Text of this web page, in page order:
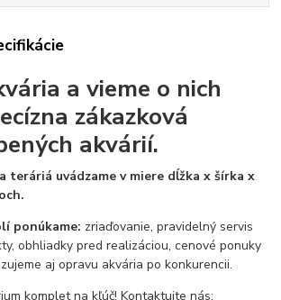
a vieme o nich
zákazková
akvárií.
teráriá uvádzame v miere dĺžka x šírka x
ponúkame: zriaďovanie, pravidelný servis
obhliadky pred realizáciou, cenové ponuky
aj opravu akvária po konkurencii.
komplet na kľúč! Kontaktujte nás: